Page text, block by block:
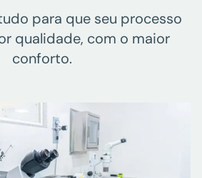
para que seu processo
qualidade, com o maior
conforto.